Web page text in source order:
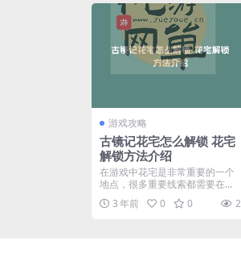
游戏攻略
古镜记花宅怎么解锁 花宅
解锁方法介绍
在游戏中花宅是非常重要的一个
地点，很多重要线索都需要在这
里获得，那么古镜记花宅怎...
3 年前 0 0 2